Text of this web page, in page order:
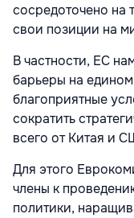
сосредоточено на
свои позиции на
В частности, ЕС
барьеры на
благоприятные
сократить
всего от Китая и
Для этого
члены к
политики,